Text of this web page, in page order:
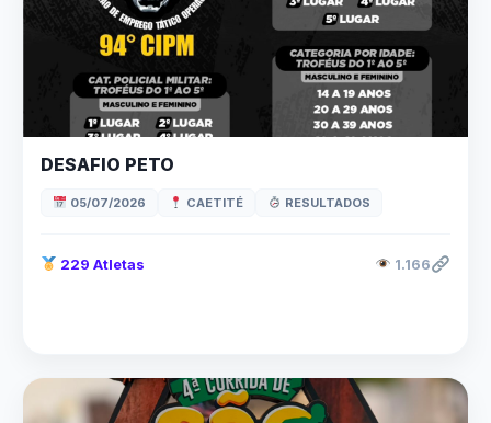
DESAFIO PETO
05/07/2026 CAETITÉ RESULTADOS
229 Atletas 1.166